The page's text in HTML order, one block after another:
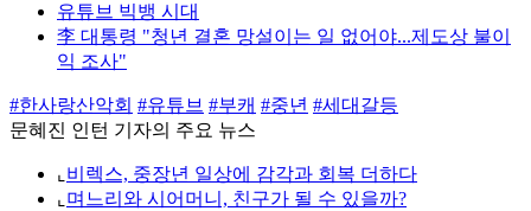
유튜브 빅뱅 시대
李 대통령 "청년 결혼 망설이는 일 없어야...제도상 불이
익 조사"
#한사랑산악회 #유튜브 #부캐 #중년 #세대갈등
문혜진 인턴 기자의 주요 뉴스
⌞ 비렉스, 중장년 일상에 감각과 회복 더하다
⌞ 며느리와 시어머니, 친구가 될 수 있을까?